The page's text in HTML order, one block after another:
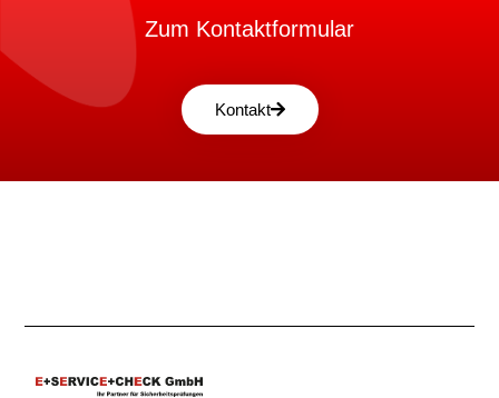
Zum Kontaktformular
Kontakt